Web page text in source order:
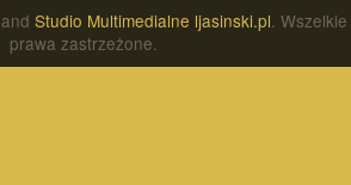
and Studio Multimedialne ljasinski.pl. Wszelkie
prawa zastrzeżone.